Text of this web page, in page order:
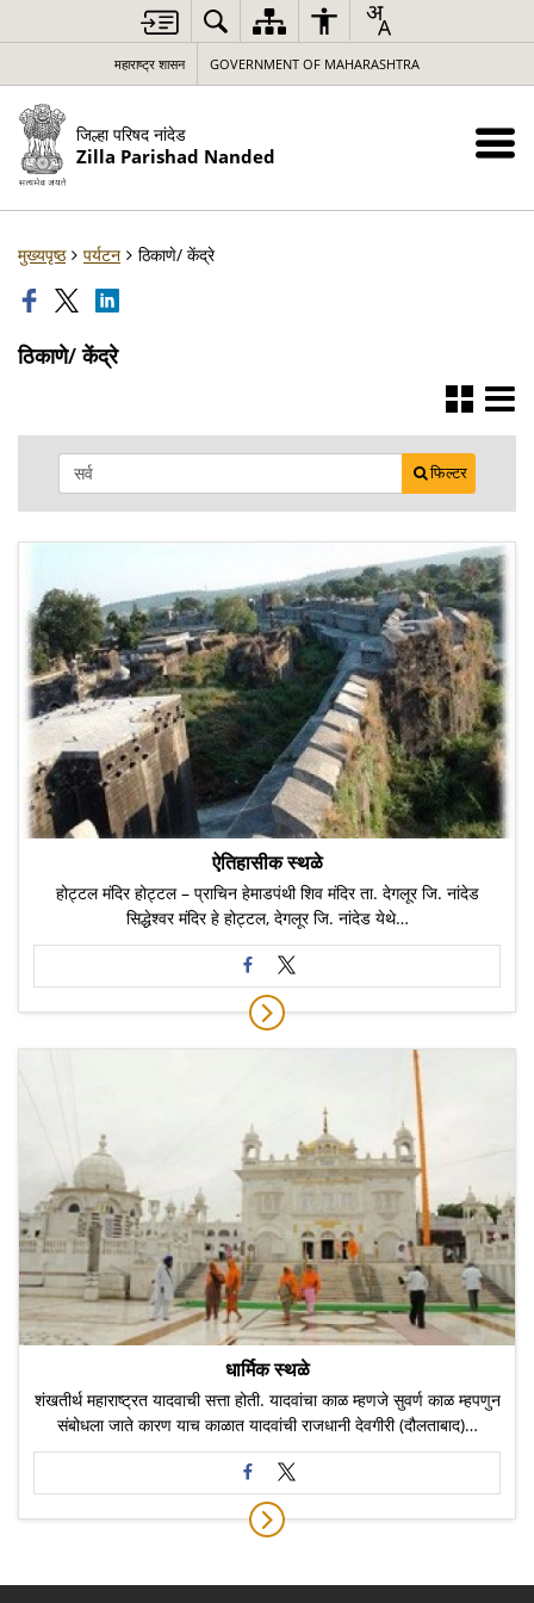
महाराष्ट्र शासन GOVERNMENT OF MAHARASHTRA
जिल्हा परिषद नांदेड
Zilla Parishad Nanded
मुख्यपृष्ठ पर्यटन ठिकाणे/ केंद्रे
ठिकाणे/ केंद्रे
फिल्टर
ऐतिहासीक स्थळे
होट्टल मंदिर होट्टल – प्राचिन हेमाडपंथी शिव मंदिर ता. देगलूर जि. नांदेड
सिद्धेश्वर मंदिर हे होट्टल, देगलूर जि. नांदेड येथे…
धार्मिक स्थळे
शंखतीर्थ महाराष्ट्रत यादवाची सत्ता होती. यादवांचा काळ म्ह‍णजे सुवर्ण काळ म्हपणुन
संबोधला जाते कारण याच काळात यादवांची राजधानी देवगीरी (दौलताबाद)…